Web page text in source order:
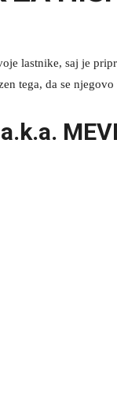
lastnike, saj je
tega, da se